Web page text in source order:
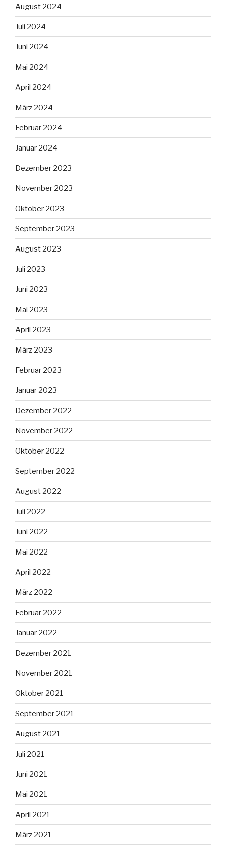
August 2024
Juli 2024
Juni 2024
Mai 2024
April 2024
März 2024
Februar 2024
Januar 2024
Dezember 2023
November 2023
Oktober 2023
September 2023
August 2023
Juli 2023
Juni 2023
Mai 2023
April 2023
März 2023
Februar 2023
Januar 2023
Dezember 2022
November 2022
Oktober 2022
September 2022
August 2022
Juli 2022
Juni 2022
Mai 2022
April 2022
März 2022
Februar 2022
Januar 2022
Dezember 2021
November 2021
Oktober 2021
September 2021
August 2021
Juli 2021
Juni 2021
Mai 2021
April 2021
März 2021